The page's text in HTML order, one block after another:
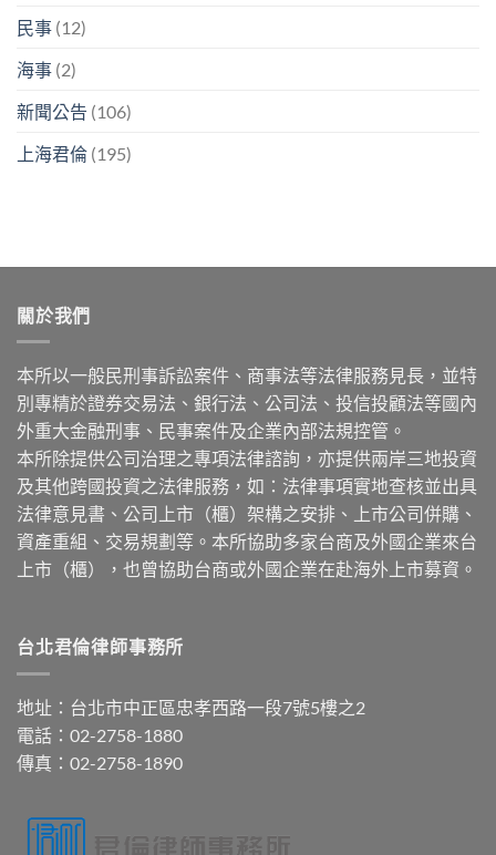
民事 (12)
海事 (2)
新聞公告 (106)
上海君倫 (195)
關於我們
本所以一般民刑事訴訟案件、商事法等法律服務見長，並特
別專精於證券交易法、銀行法、公司法、投信投顧法等國內
外重大金融刑事、民事案件及企業內部法規控管。
本所除提供公司治理之專項法律諮詢，亦提供兩岸三地投資
及其他跨國投資之法律服務，如：法律事項實地查核並出具
法律意見書、公司上市（櫃）架構之安排、上市公司併購、
資產重組、交易規劃等。本所協助多家台商及外國企業來台
上市（櫃），也曾協助台商或外國企業在赴海外上市募資。
台北君倫律師事務所
地址：台北市中正區忠孝西路一段7號5樓之2
電話：02-2758-1880
傳真：02-2758-1890